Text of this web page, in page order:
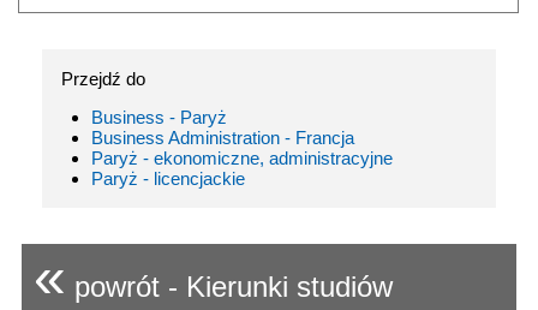
Przejdź do
Business - Paryż
Business Administration - Francja
Paryż - ekonomiczne, administracyjne
Paryż - licencjackie
« powrót - Kierunki studiów